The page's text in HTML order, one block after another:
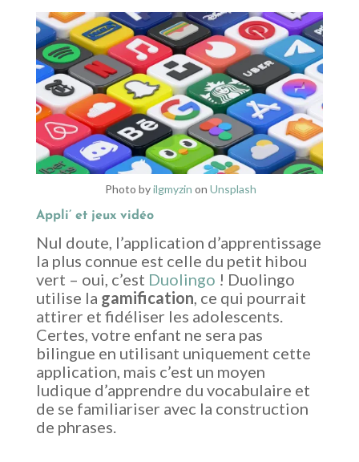
Photo byilgmyzin on Unsplash
Appli’ et jeux vidéo
Nul doute, l’application d’apprentissage
la plus connue est celle du petit hibou
vert – oui, c’est Duolingo ! Duolingo
utilise la gamification, ce qui pourrait
attirer et fidéliser les adolescents.
Certes, votre enfant ne sera pas
bilingue en utilisant uniquement cette
application, mais c’est un moyen
ludique d’apprendre du vocabulaire et
de se familiariser avec la construction
de phrases.